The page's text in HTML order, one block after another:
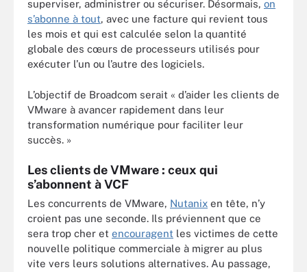
superviser, administrer ou sécuriser. Désormais, on
s’abonne à tout, avec une facture qui revient tous
les mois et qui est calculée selon la quantité
globale des cœurs de processeurs utilisés pour
exécuter l’un ou l’autre des logiciels.
L’objectif de Broadcom serait « d’aider les clients de
VMware à avancer rapidement dans leur
transformation numérique pour faciliter leur
succès. »
Les clients de VMware : ceux qui
s’abonnent à VCF
Les concurrents de VMware, Nutanix en tête, n’y
croient pas une seconde. Ils préviennent que ce
sera trop cher et encouragent les victimes de cette
nouvelle politique commerciale à migrer au plus
vite vers leurs solutions alternatives. Au passage,